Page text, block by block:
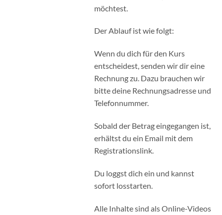
möchtest.
Der Ablauf ist wie folgt:
Wenn du dich für den Kurs
entscheidest, senden wir dir eine
Rechnung zu. Dazu brauchen wir
bitte deine Rechnungsadresse und
Telefonnummer.
Sobald der Betrag eingegangen ist,
erhältst du ein Email mit dem
Registrationslink.
Du loggst dich ein und kannst
sofort losstarten.
Alle Inhalte sind als Online-Videos